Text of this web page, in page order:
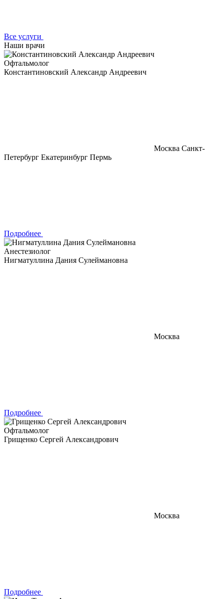
Все услуги
Наши врачи
Офтальмолог
Константиновский Александр Андреевич
Москва Санкт-
Петербург Екатеринбург Пермь
Подробнее
Анестезиолог
Нигматуллина Дания Сулеймановна
Москва
Подробнее
Офтальмолог
Грищенко Сергей Александрович
Москва
Подробнее